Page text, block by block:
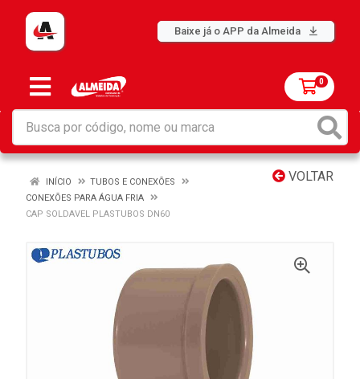
Baixe já o APP da Almeida
0
VOLTAR
INÍCIO
TUBOS E CONEXÕES
CONEXÕES PARA ÁGUA FRIA
CAP SOLDAVEL PLASTUBOS DN60